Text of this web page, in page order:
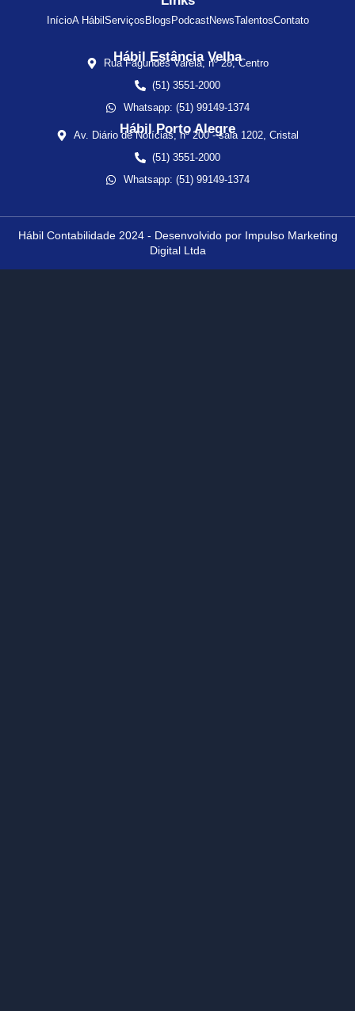
InícioA Hábil Serviços Blogs PodcastNewsTalentosContato
Hábil Estância Velha
Rua Fagundes Varela, nº 28, Centro
(51) 3551-2000
Whatsapp: (51) 99149-1374
Hábil Porto Alegre
Av. Diário de Notícias, nº 200 - sala 1202, Cristal
(51) 3551-2000
Whatsapp: (51) 99149-1374
Hábil Contabilidade 2024 - Desenvolvido por Impulso Marketing
Digital Ltda